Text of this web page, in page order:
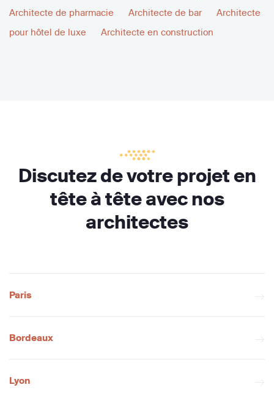
Architecte de pharmacie
Architecte de bar
Architecte
pour hôtel de luxe
Architecte en construction
Discutez de votre projet en
tête à tête avec nos
architectes
Paris
Bordeaux
Lyon